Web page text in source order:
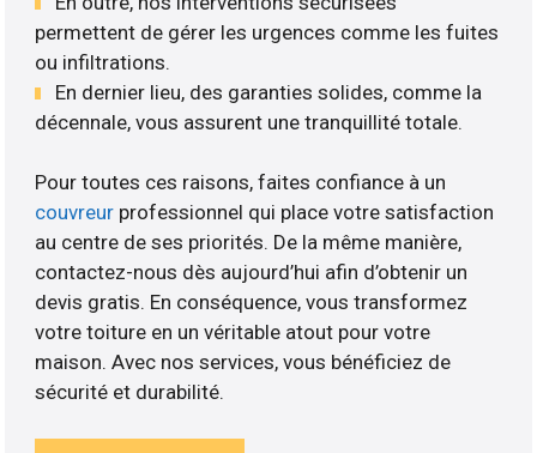
permettent de gérer les urgences comme les fuites
ou infiltrations.
En dernier lieu, des garanties solides, comme la
décennale, vous assurent une tranquillité totale.
Pour toutes ces raisons, faites confiance à un
couvreur professionnel qui place votre satisfaction
au centre de ses priorités. De la même manière,
contactez-nous dès aujourd’hui afin d’obtenir un
devis gratis. En conséquence, vous transformez
votre toiture en un véritable atout pour votre
maison. Avec nos services, vous bénéficiez de
sécurité et durabilité.